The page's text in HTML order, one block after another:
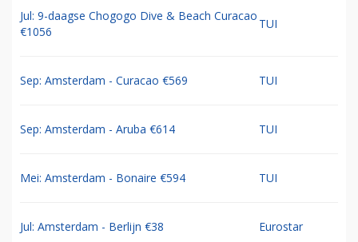
Jul: 9-daagse Chogogo Dive & Beach Curacao
€1056
TUI
Sep: Amsterdam - Curacao €569 TUI
Sep: Amsterdam - Aruba €614 TUI
Mei: Amsterdam - Bonaire €594 TUI
Jul: Amsterdam - Berlijn €38 Eurostar